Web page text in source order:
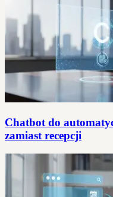
Chatbot do
zamiast recepcji